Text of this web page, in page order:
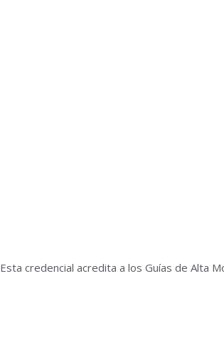
Esta credencial acredita a los Guías de Alta